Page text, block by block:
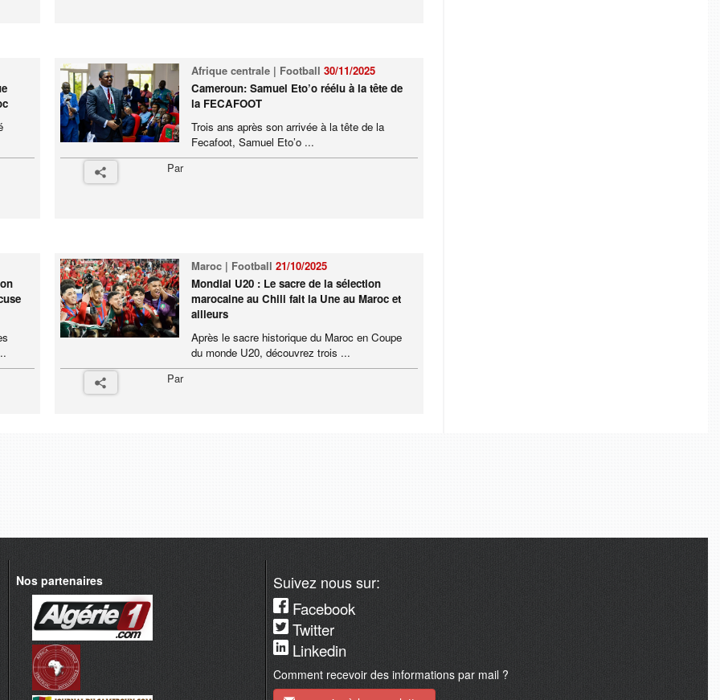
Afrique centrale | Football 30/11/2025
Cameroun: Samuel Eto’o réélu à la tête de
la FECAFOOT
Trois ans après son arrivée à la tête de la
Fecafoot, Samuel Eto’o ...
Par
Maroc | Football 21/10/2025
Mondial U20 : Le sacre de la sélection
marocaine au Chili fait la Une au Maroc et
ailleurs
Après le sacre historique du Maroc en Coupe
du monde U20, découvrez trois ...
Par
Nos partenaires
Suivez nous sur:
Facebook
Twitter
Linkedin
Comment recevoir des informations par mail ?